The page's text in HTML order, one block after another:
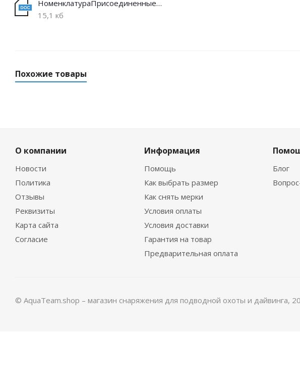
НоменклатураПрисоединенныеФайлы
15,1 кб
Похожие товары
Гидрокостюм Guppy детский лайкровый
О компании
Новости
Политика
Отзывы
Реквизиты
Карта сайта
Согласие
Информация
Помощь
Как выбрать размер
Как снять мерки
Условия оплаты
Условия доставки
Гарантия на товар
Предварительная оплата
Блог
© AquaTeam.shop – магазин снаряжения для подводной охоты и дайвинга,